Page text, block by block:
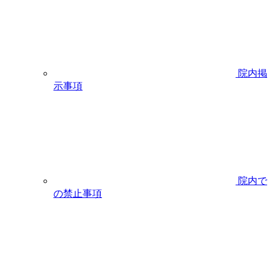
院内掲
示事項
院内で
の禁止事項